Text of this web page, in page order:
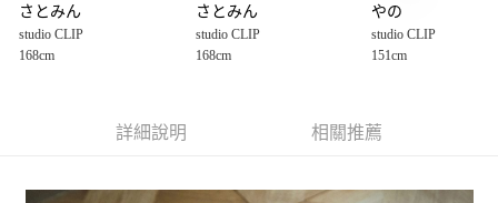
【大哥付你分期使用說明】
1.本服務由台灣大哥大提供，台灣大哥大用戶可立即使用無須另外申請。
2.付款方式選擇「大哥付你分期」，訂單成立後會自動跳轉到大哥付的交易
3.實際核准額度、可分期數及費用金額請依後續交易確認頁面所載為準。
4.訂單成立30分鐘內，如未前往確認交易或遇審核未通過，訂單將自動取
AFTEE先享後付
３．安心：先確認商品／服務後，再付款。
每筆NT$80，滿NT$888(含以上)免運費
さとみん
studio CLIP
168cm
さとみん
studio CLIP
168cm
やの
studio CLIP
151cm
詳細說明 相關推薦